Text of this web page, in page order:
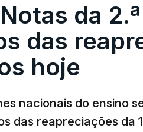
da
das
hoje
nacionais do ensino
das reapreciações da